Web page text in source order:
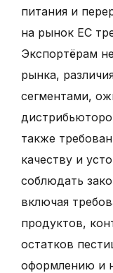
питания и
на рынок ЕС
Экспортёрам
рынка,
сегментами,
также
качеству и
соблюдать
включая
продуктов,
остатков
оформлению и